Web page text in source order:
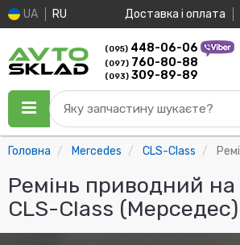
UA RU Доставка і оплата
(095) 448-06-06
(097) 760-80-88
(093) 309-89-89
Яку запчастину шукаєте?
Головна Mercedes CLS-Class
Ремінь приводний
CLS-Class (Мерседес)